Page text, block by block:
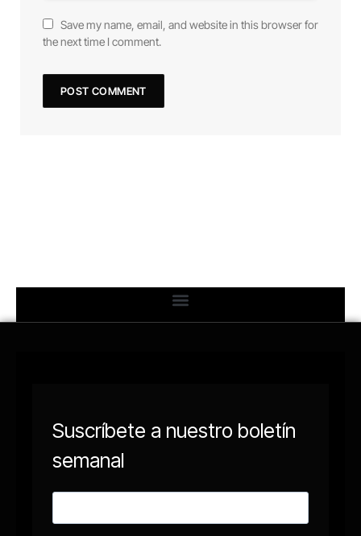
Save my name, email, and website in this browser for
the next time I comment.